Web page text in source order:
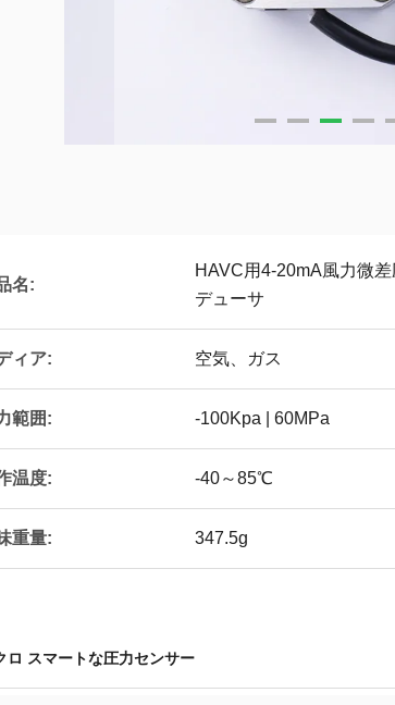
名:
HAVC用4-20mA風力微
デューサ
ィア: 空気、ガス
範囲: -100Kpa | 60MPa
温度: -40～85℃
重量: 347.5g
ロ スマートな圧力センサー